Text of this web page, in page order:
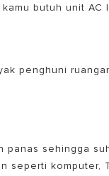
butuh unit AC
penghuni
sehingga
seperti komputer,